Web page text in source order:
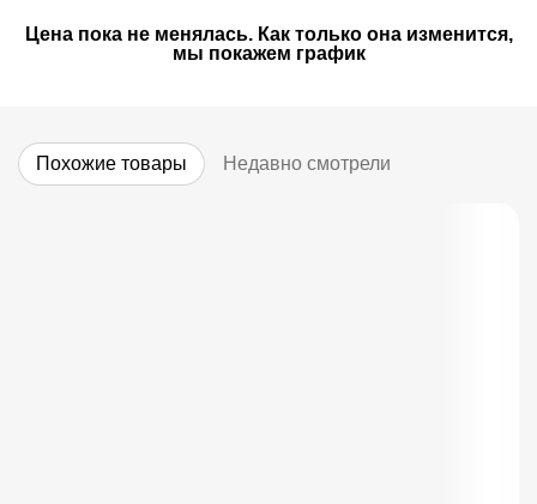
Цена пока не менялась. Как только она изменится,
мы покажем график
Похожие товары Недавно смотрели